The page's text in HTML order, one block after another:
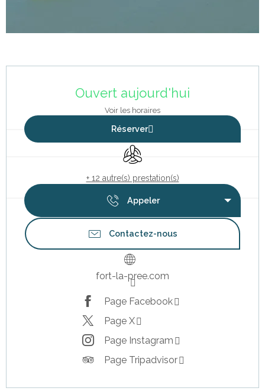
Ouvert aujourd'hui
Voir les horaires
Réserver
Air conditionné
+ 12 autre(s) prestation(s)
Appeler
Contactez-nous
fort-la-pree.com
Page Facebook
Page X
Page Instagram
Page Tripadvisor